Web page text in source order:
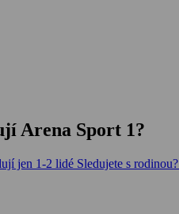
Arena Sport 1?
jen 1-2 lidé Sledujete s rodinou?